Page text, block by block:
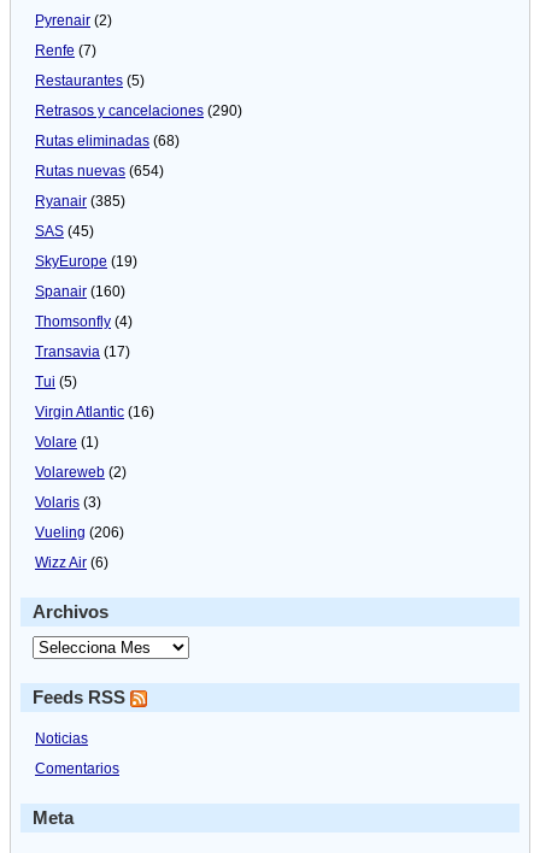
Pyrenair (2)
Renfe (7)
Restaurantes (5)
Retrasos y cancelaciones (290)
Rutas eliminadas (68)
Rutas nuevas (654)
Ryanair (385)
SAS (45)
SkyEurope (19)
Spanair (160)
Thomsonfly (4)
Transavia (17)
Tui (5)
Virgin Atlantic (16)
Volare (1)
Volareweb (2)
Volaris (3)
Vueling (206)
Wizz Air (6)
Archivos
Feeds RSS
Noticias
Comentarios
Meta